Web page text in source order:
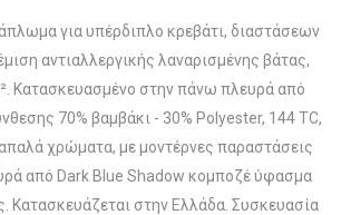
για υπέρδιπλο κρεβάτι, διαστάσεων
αντιαλλεργικής λαναρισμένης βάτας,
Κατασκευασμένo στην πάνω πλευρά από
70% βαμβάκι - 30% Polyester, 144 TC,
χρώματα, με μοντέρνες παραστάσεις
από Dark Blue Shadow κομποζέ ύφασμα
Κατασκευάζεται στην Ελλάδα. Συσκευασία